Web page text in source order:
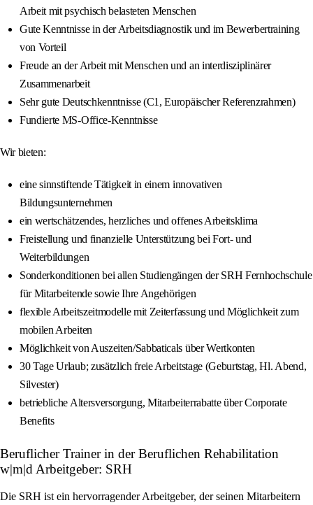
Arbeit mit psychisch belasteten Menschen
Gute Kenntnisse in der Arbeitsdiagnostik und im Bewerbertraining
von Vorteil
Freude an der Arbeit mit Menschen und an interdisziplinärer
Zusammenarbeit
Sehr gute Deutschkenntnisse (C1, Europäischer Referenzrahmen)
Fundierte MS-Office-Kenntnisse
Wir bieten:
eine sinnstiftende Tätigkeit in einem innovativen
Bildungsunternehmen
ein wertschätzendes, herzliches und offenes Arbeitsklima
Freistellung und finanzielle Unterstützung bei Fort- und
Weiterbildungen
Sonderkonditionen bei allen Studiengängen der SRH Fernhochschule
für Mitarbeitende sowie Ihre Angehörigen
flexible Arbeitszeitmodelle mit Zeiterfassung und Möglichkeit zum
mobilen Arbeiten
Möglichkeit von Auszeiten/Sabbaticals über Wertkonten
30 Tage Urlaub; zusätzlich freie Arbeitstage (Geburtstag, Hl. Abend,
Silvester)
betriebliche Altersversorgung, Mitarbeiterrabatte über Corporate
Benefits
Beruflicher Trainer in der Beruflichen Rehabilitation
w|m|d Arbeitgeber: SRH
Die SRH ist ein hervorragender Arbeitgeber, der seinen Mitarbeitern